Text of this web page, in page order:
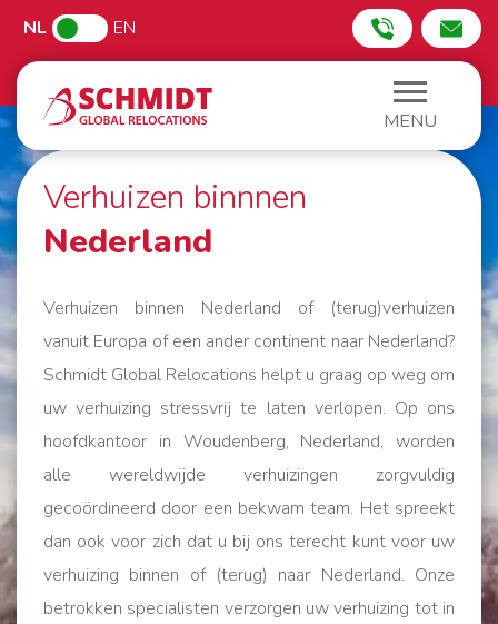
NL EN
MENU
Verhuizen binnnen
Nederland
Verhuizen binnen Nederland of (terug)verhuizen
vanuit Europa of een ander continent naar Nederland?
Schmidt Global Relocations helpt u graag op weg om
uw verhuizing stressvrij te laten verlopen. Op ons
hoofdkantoor in Woudenberg, Nederland, worden
alle wereldwijde verhuizingen zorgvuldig
gecoördineerd door een bekwam team. Het spreekt
dan ook voor zich dat u bij ons terecht kunt voor uw
verhuizing binnen of (terug) naar Nederland. Onze
betrokken specialisten verzorgen uw verhuizing tot in